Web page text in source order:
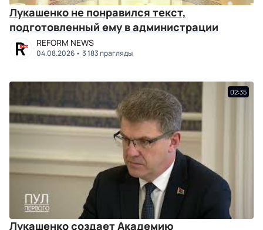
Лукашенко не понравился текст,
подготовленный ему в администрации
REFORM NEWS
04.08.2026 3 183 прагляды
02:35
Лукашенко создает Академию